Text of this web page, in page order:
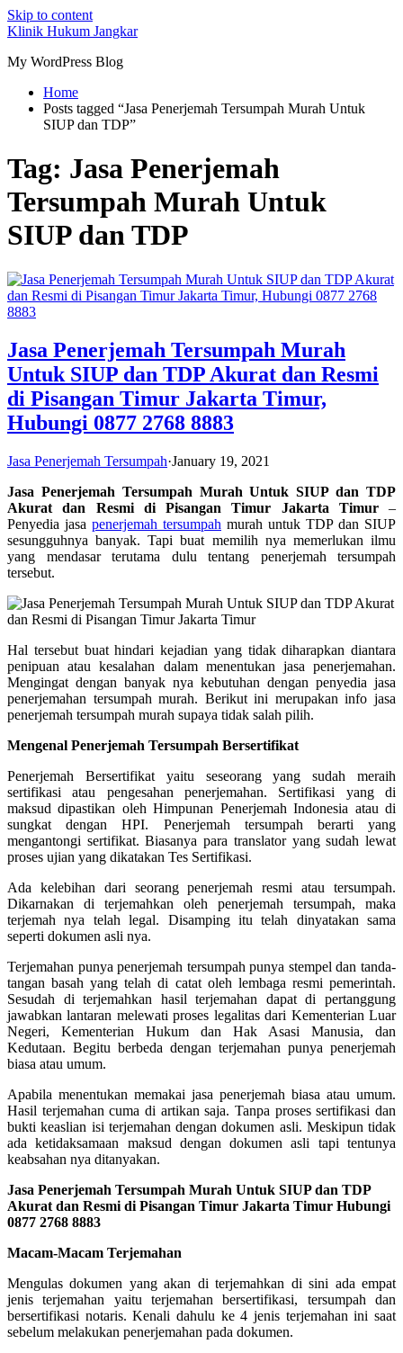
Skip to content
Klinik Hukum Jangkar
My WordPress Blog
Home
Posts tagged “Jasa Penerjemah Tersumpah Murah Untuk
SIUP dan TDP”
Tag: Jasa Penerjemah
Tersumpah Murah Untuk
SIUP dan TDP
Jasa Penerjemah Tersumpah Murah
Untuk SIUP dan TDP Akurat dan Resmi
di Pisangan Timur Jakarta Timur,
Hubungi 0877 2768 8883
Jasa Penerjemah Tersumpah·January 19, 2021
Jasa Penerjemah Tersumpah Murah Untuk SIUP dan TDP
Akurat dan Resmi di Pisangan Timur Jakarta Timur–
Penyedia jasa penerjemah tersumpah murah untuk TDP dan SIUP
sesungguhnya banyak. Tapi buat memilih nya memerlukan ilmu
yang mendasar terutama dulu tentang penerjemah tersumpah
tersebut.
Hal tersebut buat hindari kejadian yang tidak diharapkan diantara
penipuan atau kesalahan dalam menentukan jasa penerjemahan.
Mengingat dengan banyak nya kebutuhan dengan penyedia jasa
penerjemahan tersumpah murah. Berikut ini merupakan info jasa
penerjemah tersumpah murah supaya tidak salah pilih.
Mengenal Penerjemah Tersumpah Bersertifikat
Penerjemah Bersertifikat yaitu seseorang yang sudah meraih
sertifikasi atau pengesahan penerjemahan. Sertifikasi yang di
maksud dipastikan oleh Himpunan Penerjemah Indonesia atau di
sungkat dengan HPI. Penerjemah tersumpah berarti yang
mengantongi sertifikat. Biasanya para translator yang sudah lewat
proses ujian yang dikatakan Tes Sertifikasi.
Ada kelebihan dari seorang penerjemah resmi atau tersumpah.
Dikarnakan di terjemahkan oleh penerjemah tersumpah, maka
terjemah nya telah legal. Disamping itu telah dinyatakan sama
seperti dokumen asli nya.
Terjemahan punya penerjemah tersumpah punya stempel dan tanda-
tangan basah yang telah di catat oleh lembaga resmi pemerintah.
Sesudah di terjemahkan hasil terjemahan dapat di pertanggung
jawabkan lantaran melewati proses legalitas dari Kementerian Luar
Negeri, Kementerian Hukum dan Hak Asasi Manusia, dan
Kedutaan. Begitu berbeda dengan terjemahan punya penerjemah
biasa atau umum.
Apabila menentukan memakai jasa penerjemah biasa atau umum.
Hasil terjemahan cuma di artikan saja. Tanpa proses sertifikasi dan
bukti keaslian isi terjemahan dengan dokumen asli. Meskipun tidak
ada ketidaksamaan maksud dengan dokumen asli tapi tentunya
keabsahan nya ditanyakan.
Jasa Penerjemah Tersumpah Murah Untuk SIUP dan TDP
Akurat dan Resmi di Pisangan Timur Jakarta Timur Hubungi
0877 2768 8883
Macam-Macam Terjemahan
Mengulas dokumen yang akan di terjemahkan di sini ada empat
jenis terjemahan yaitu terjemahan bersertifikasi, tersumpah dan
bersertifikasi notaris. Kenali dahulu ke 4 jenis terjemahan ini saat
sebelum melakukan penerjemahan pada dokumen.